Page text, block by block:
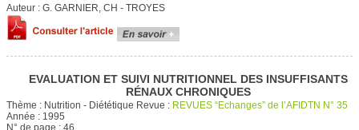
Auteur : G. GARNIER, CH - TROYES
EVALUATION ET SUIVI NUTRITIONNEL DES INSUFFISANTS
RÉNAUX CHRONIQUES
Thème : Nutrition - Diététique Revue : REVUES “Echanges” de l’AFIDTN N° 35
Année : 1995
N° de page : 46